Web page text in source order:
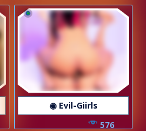
◉ Evil-Giirls
576